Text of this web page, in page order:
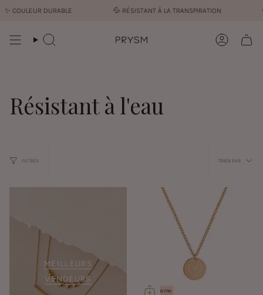
au
DURABLE RÉSISTANT À LA TRANSPIRATION 🌎
Recherche Compte
Résistant à l'eau
FILTRES
Trier
par
TRIER PAR
MEILLEURS
VENDEURS